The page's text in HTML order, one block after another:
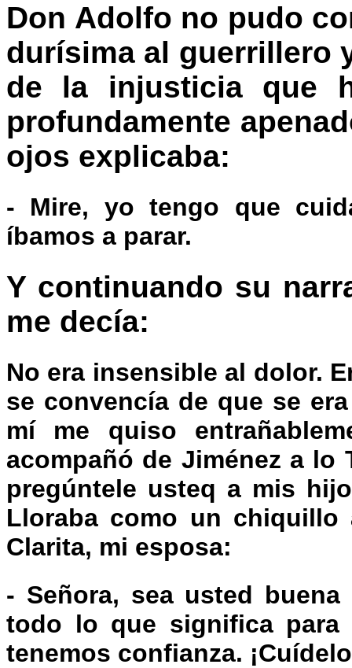
Don Adolfo no pudo
durísima al guerrillero
de la injusticia que
profundamente
ojos explicaba:
- Mire, yo tengo que
íbamos a parar.
Y continuando su
me decía:
No era insensible al dolor.
se convencía de que se
mí me quiso
acompañó de Jiménez a
pregúntele usteq a mis
Lloraba como un
Clarita, mi esposa:
- Señora, sea usted
todo lo que significa
tenemos confianza.